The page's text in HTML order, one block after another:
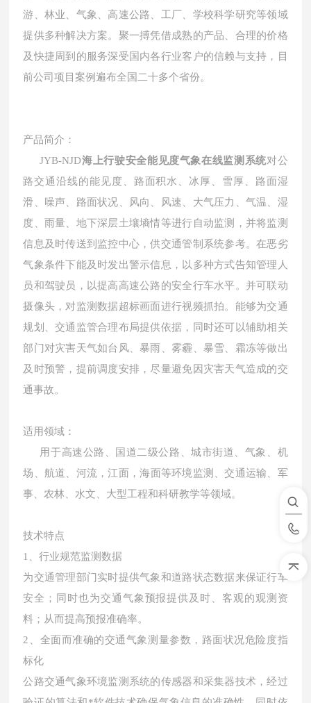
游、林业、气象、高速公路、工厂、学校科学研究等领域
提供多种解决方案。聚一搏凭借成熟的产品、合理的价格
及快捷周到的服务深受国内各行业客户的信赖与支持，目
前公司项目案例遍布全国二十多个省份。
产品简介：
JYB-NJD海上行驶安全能见度气象在线监测系统对公
路交通沿线的能见度、路面积水、冰厚、雪厚、路面湿
滑、噪声、路面状况、风向、风速、大气压力、气温、湿
度、雨量、地下深层土壤墒情等进行自动监测，并将监测
信息及时传送到监控中心，供交通管制系统参考。在恶劣
气象条件下能及时发出警示信息，以多种方式告知管理人
员和驾驶员，以提高高速公路的安全行车水平。并可联动
摄像头，对监测数据超标画面进行视频抓拍。能够为交通
规划、交通监管合理布局提供依据，同时还可以辅助相关
部门对灾害天气如台风、暴雨、雾霾、暴雪、霜冻等做出
及时预警，提前调度安排，尽量避免因灾害天气造成的交
通事故。
适用领域：
用于高速公路、国道二级公路、城市街道、气象、机
场、航道、 河流，江面，海面等环境监测、交通运输、军
事、农林、水文、大型工程和科研教学等领域。
技术特点
1、行业规范监测数据
为交通管理部门实时提供气象和道路状态数据来保证行车
安全；同时也为交通气象预报提供及时、客观的观测资
料；从而提高预报准确率。
2、全面而准确的交通气象测量参数，路面状况危险度指
标化
公路交通气象环境监测系统的传感器和采集器技术，经过